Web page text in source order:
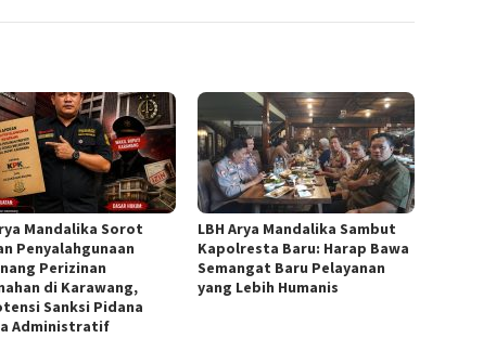
Mandalika Sorot
Penyalahgunaan
Perizinan
di Karawang,
Sanksi Pidana
Administratif
LBH Arya Mandalika Sambut
Kapolresta Baru: Harap Bawa
Semangat Baru Pelayanan
yang Lebih Humanis